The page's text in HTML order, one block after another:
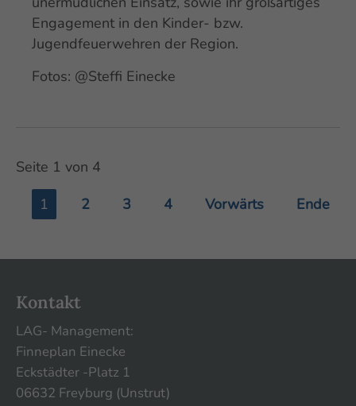
Engagement in den Kinder- bzw.
Jugendfeuerwehren der Region.
Fotos: @Steffi Einecke
Seite 1 von 4
1
2 3 4 Vorwärts Ende
Kontakt
LAG- Management:
Finneplan Einecke
Eckstädter -Platz 1
06632 Freyburg (Unstrut)